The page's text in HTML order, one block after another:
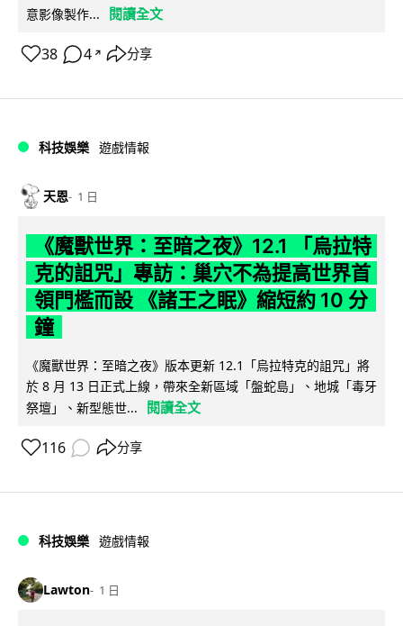
意影像製作...
閱讀全文
38 4 ↗ 分享
科技娛樂 遊戲情報
天恩 1 日
《魔獸世界：至暗之夜》12.1 「烏拉特
克的詛咒」專訪：巢穴不為提高世界首
領門檻而設 《諸王之眠》縮短約 10 分
鐘
《魔獸世界：至暗之夜》版本更新 12.1「烏拉特克的詛咒」將
於 8 月 13 日正式上線，帶來全新區域「盤蛇島」、地城「毒牙
祭壇」、新型態世...
閱讀全文
116 分享
科技娛樂 遊戲情報
Lawton 1 日